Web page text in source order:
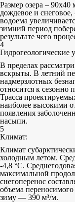
Размер озера –
дождевое и снеговое,
водоема
зимний период
результате чего
4
Гидрогеологические
В пределах
вскрыты. В летний
надмерзлотных
относится к сезонно
Трасса
наиболее высокими
появления
насыпи.
5
Климат:
Климат
холодным летом.
-4,8 °С.
максимальной
снегоперенос
объема
зиму — 390 м³/м.